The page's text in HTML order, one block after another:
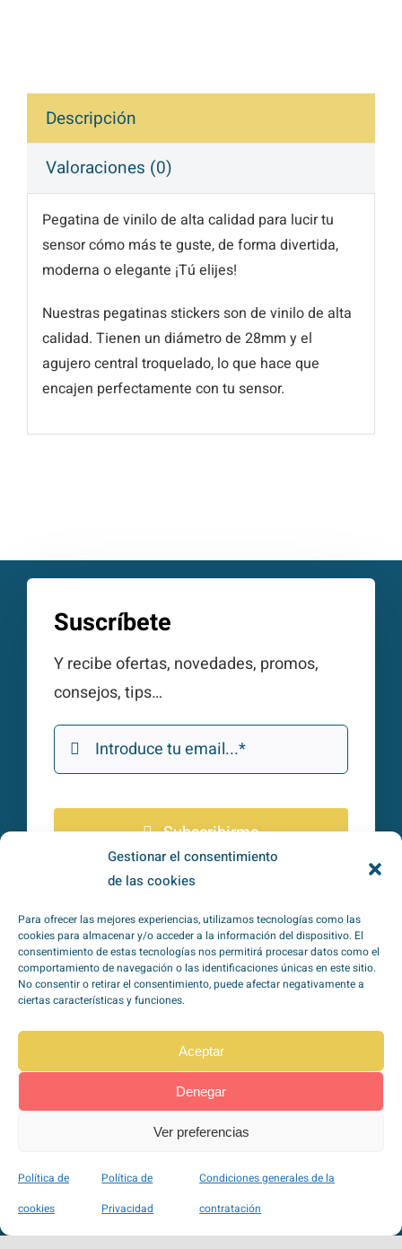
Gestionar el consentimiento
de las cookies
Para ofrecer las mejores experiencias, utilizamos tecnologías como las
cookies para almacenar y/o acceder a la información del dispositivo. El
consentimiento de estas tecnologías nos permitirá procesar datos como el
comportamiento de navegación o las identificaciones únicas en este sitio.
No consentir o retirar el consentimiento, puede afectar negativamente a
ciertas características y funciones.
Aceptar
Denegar
Ver preferencias
Política de
cookies
Política de
Privacidad
Condiciones generales de la
contratación
Descripción
Valoraciones (0)
Pegatina de vinilo de alta calidad para lucir tu
sensor cómo más te guste, de forma divertida,
moderna o elegante ¡Tú elijes!
Nuestras pegatinas stickers son de vinilo de alta
calidad. Tienen un diámetro de 28mm y el
agujero central troquelado, lo que hace que
encajen perfectamente con tu sensor.
Suscríbete
Y recibe ofertas, novedades, promos,
consejos, tips…
Subscribirme
privacidad*
Redes Sociales
Pago seguro a través de Stripe